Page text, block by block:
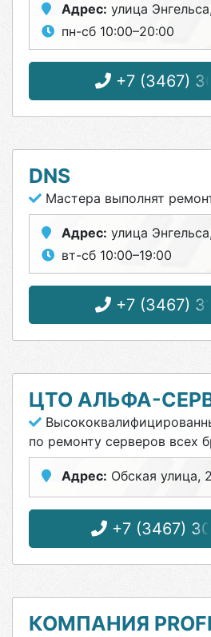
Адрес: улица
пн-сб 10:00–20:00
+7 (3467)
DNS
Мастера выполнят
Адрес: улица
вт-сб 10:00–19:00
+7 (3467)
ЦТО АЛЬФА-
по ремонту серверов всех
Адрес: Обская улица,
+7 (3467)
КОМПАНИЯ